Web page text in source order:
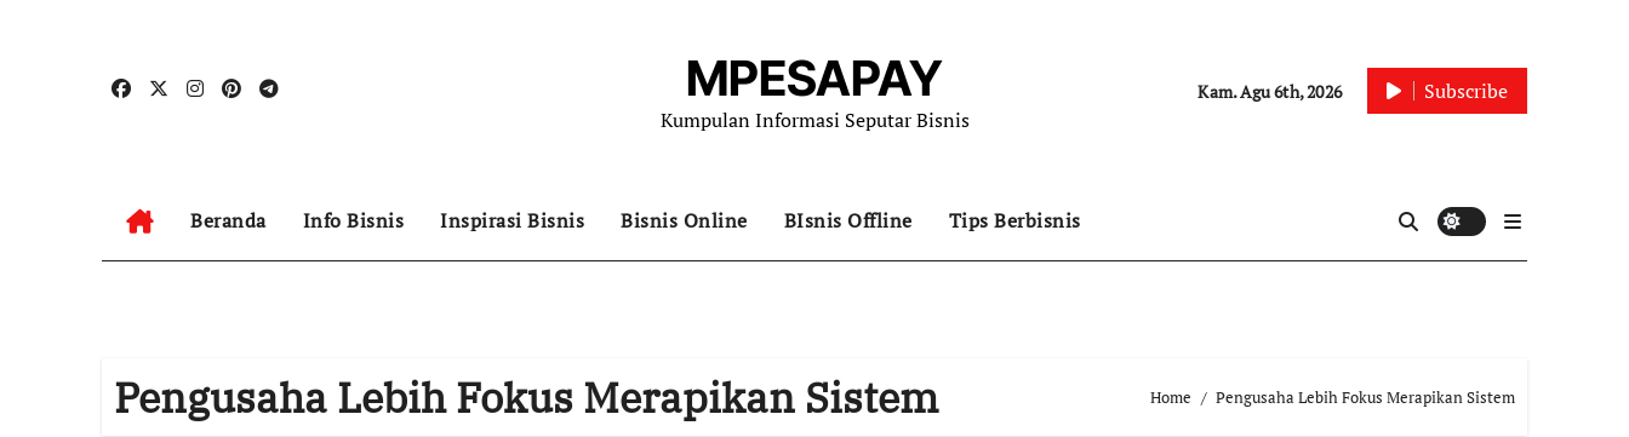
MPESAPAY
Kumpulan Informasi Seputar Bisnis
Kam. Agu 6th, 2026 Subscribe
Beranda Info Bisnis Inspirasi Bisnis Bisnis Online BIsnis Offline Tips Berbisnis
Pengusaha Lebih Fokus Merapikan Sistem Home Pengusaha Lebih Fokus Merapikan Sistem